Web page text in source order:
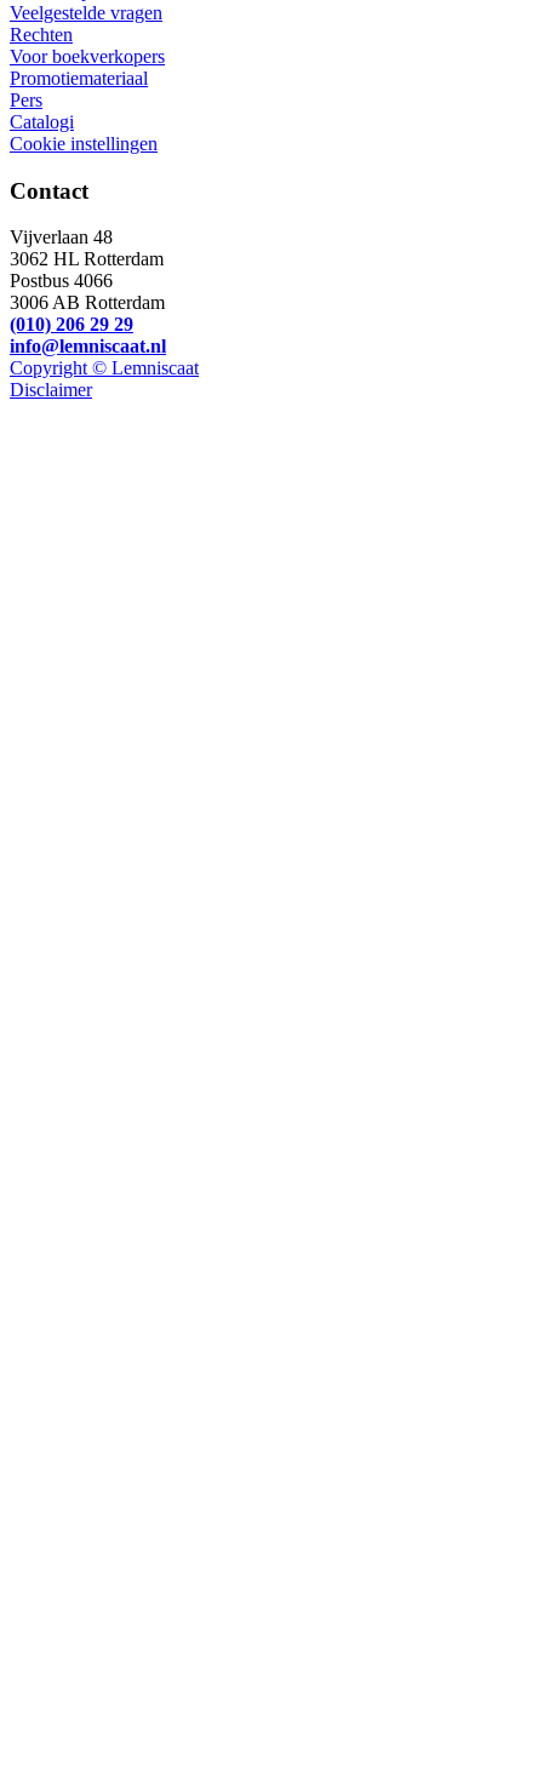
Veelgestelde vragen
Rechten
Voor boekverkopers
Promotiemateriaal
Pers
Catalogi
Cookie instellingen
Contact
Vijverlaan 48
3062 HL Rotterdam
Postbus 4066
3006 AB Rotterdam
(010) 206 29 29
info@lemniscaat.nl
Copyright © Lemniscaat
Disclaimer